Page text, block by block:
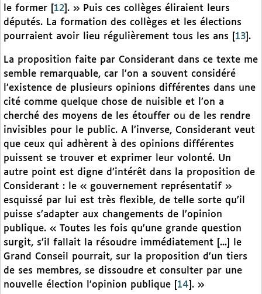
le former
12 . » Puis ces collèges éliraient leurs
députés. La formation des collèges et les élections
pourraient avoir lieu régulièrement tous les ans
13 .
La proposition faite par Considerant dans ce texte me
semble remarquable, car l’on a souvent considéré
l’existence de plusieurs opinions différentes dans une
cité comme quelque chose de nuisible et l’on a
cherché des moyens de les étouffer ou de les rendre
invisibles pour le public. A l’inverse, Considerant veut
que ceux qui adhèrent à des opinions différentes
puissent se trouver et exprimer leur volonté. Un
autre point est digne d’intérêt dans la proposition de
Considerant : le « gouvernement représentatif »
esquissé par lui est très flexible, de telle sorte qu’il
puisse s’adapter aux changements de l’opinion
publique. « Toutes les fois qu’une grande question
surgit, s’il fallait la résoudre immédiatement [...] le
Grand Conseil pourrait, sur la proposition d’un tiers
de ses membres, se dissoudre et consulter par une
nouvelle élection l’opinion publique
14 . »